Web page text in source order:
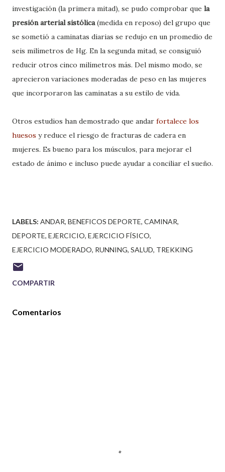
investigación (la primera mitad), se pudo comprobar que la
presión arterial sistólica(medida en reposo) del grupo que
se sometió a caminatas diarias se redujo en un promedio de
seis milímetros de Hg. En la segunda mitad, se consiguió
reducir otros cinco milímetros más. Del mismo modo, se
aprecieron variaciones moderadas de peso en las mujeres
que incorporaron las caminatas a su estilo de vida.
Otros estudios han demostrado que andar fortalece los
huesos y reduce el riesgo de fracturas de cadera en
mujeres. Es bueno para los músculos, para mejorar el
estado de ánimo e incluso puede ayudar a conciliar el sueño.
LABELS: ANDAR BENEFICOS DEPORTE CAMINAR
DEPORTE EJERCICIO EJERCICIO FÍSICO
EJERCICIO MODERADO RUNNING SALUD TREKKING
COMPARTIR
Comentarios